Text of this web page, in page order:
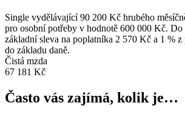
Single vydělávající 90 200 Kč hrubého
pro osobní potřeby v hodnotě 600 000 Kč. Do
základní sleva na poplatníka 2 570 Kč a 1 %
do základu daně.
Čistá mzda
67 181 Kč
Často vás zajímá, kolik je…